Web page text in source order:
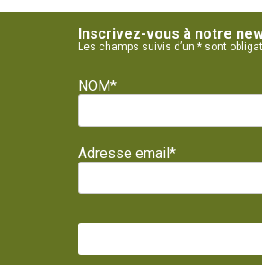
Inscrivez-vous à notre
Les champs suivis d’un * sont
NOM*
Adresse email*